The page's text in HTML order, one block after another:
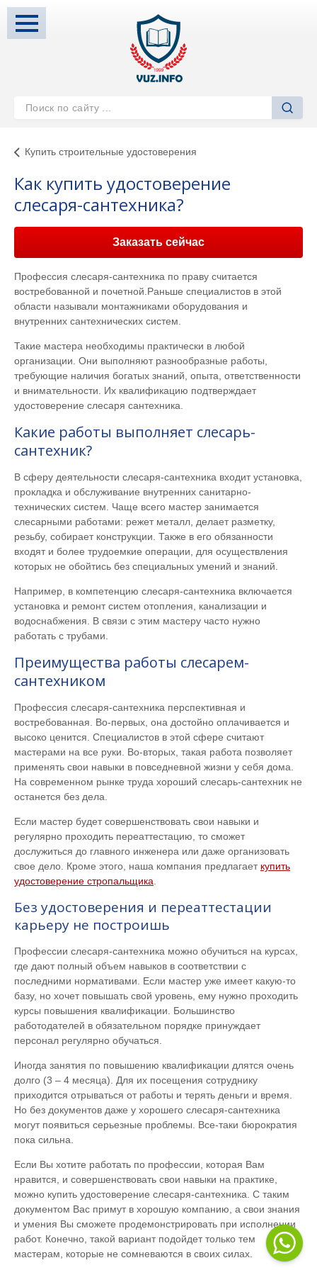
Купить строительные удостоверения
Как купить удостоверение
слесаря-сантехника?
Заказать сейчас
Профессия слесаря-сантехника по праву считается
востребованной и почетной.Раньше специалистов в этой
области называли монтажниками оборудования и
внутренних сантехнических систем.
Такие мастера необходимы практически в любой
организации. Они выполняют разнообразные работы,
требующие наличия богатых знаний, опыта, ответственности
и внимательности. Их квалификацию подтверждает
удостоверение слесаря сантехника.
Какие работы выполняет слесарь-
сантехник?
В сферу деятельности слесаря-сантехника входит установка,
прокладка и обслуживание внутренних санитарно-
технических систем. Чаще всего мастер занимается
слесарными работами: режет металл, делает разметку,
резьбу, собирает конструкции. Также в его обязанности
входят и более трудоемкие операции, для осуществления
которых не обойтись без специальных умений и знаний.
Например, в компетенцию слесаря-сантехника включается
установка и ремонт систем отопления, канализации и
водоснабжения. В связи с этим мастеру часто нужно
работать с трубами.
Преимущества работы слесарем-
сантехником
Профессия слесаря-сантехника перспективная и
востребованная. Во-первых, она достойно оплачивается и
высоко ценится. Специалистов в этой сфере считают
мастерами на все руки. Во-вторых, такая работа позволяет
применять свои навыки в повседневной жизни у себя дома.
На современном рынке труда хороший слесарь-сантехник не
останется без дела.
Если мастер будет совершенствовать свои навыки и
регулярно проходить переаттестацию, то сможет
дослужиться до главного инженера или даже организовать
свое дело. Кроме этого, наша компания предлагает купить
удостоверение стропальщика
Без удостоверения и переаттестации
карьеру не построишь
Профессии слесаря-сантехника можно обучиться на курсах,
где дают полный объем навыков в соответствии с
последними нормативами. Если мастер уже имеет какую-то
базу, но хочет повышать свой уровень, ему нужно проходить
курсы повышения квалификации. Большинство
работодателей в обязательном порядке принуждает
персонал регулярно обучаться.
Иногда занятия по повышению квалификации длятся очень
долго (3 – 4 месяца). Для их посещения сотруднику
приходится отрываться от работы и терять деньги и время.
Но без документов даже у хорошего слесаря-сантехника
могут появиться серьезные проблемы. Все-таки бюрократия
пока сильна.
Если Вы хотите работать по профессии, которая Вам
нравится, и совершенствовать свои навыки на практике,
можно купить удостоверение слесаря-сантехника. С таким
документом Вас примут в хорошую компанию, а свои знания
и умения Вы сможете продемонстрировать при исполнении
работ. Конечно, такой вариант подойдет только тем
мастерам, которые не сомневаются в своих силах.